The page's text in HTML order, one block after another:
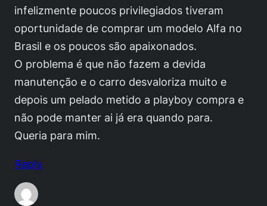
infelizmente poucos privilegiados tiveram
oportunidade de comprar um modelo Alfa no
Brasil e os poucos são apaixonados.
O problema é que não fazem a devida
manutenção e o carro desvaloriza muito e
depois um pelado metido a playboy compra e
não pode manter ai já era quando para.
Queria para mim.
Reply